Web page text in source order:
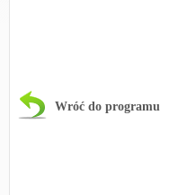
Wróć do programu